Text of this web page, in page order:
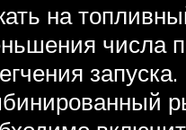
на
числа
запуска.